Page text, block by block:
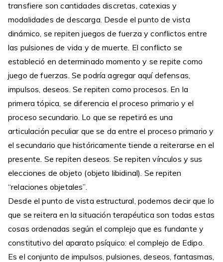
transfiere son cantidades discretas, catexias y
modalidades de descarga. Desde el punto de vista
dinámico, se repiten juegos de fuerza y conflictos entre
las pulsiones de vida y de muerte. El conflicto se
estableció en determinado momento y se repite como
juego de fuerzas. Se podría agregar aquí defensas,
impulsos, deseos. Se repiten como procesos. En la
primera tópica, se diferencia el proceso primario y el
proceso secundario. Lo que se repetirá es una
articulación peculiar que se da entre el proceso primario y
el secundario que históricamente tiende a reiterarse en el
presente. Se repiten deseos. Se repiten vínculos y sus
elecciones de objeto (objeto libidinal). Se repiten
“relaciones objetales”.
Desde el punto de vista estructural, podemos decir que lo
que se reitera en la situación terapéutica son todas estas
cosas ordenadas según el complejo que es fundante y
constitutivo del aparato psíquico: el complejo de Edipo.
Es el conjunto de impulsos, pulsiones, deseos, fantasmas,